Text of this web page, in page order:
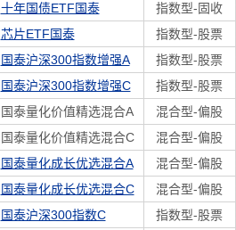
十年国债ETF国泰 指数型-固收
芯片ETF国泰 指数型-股票
国泰沪深300指数增强A 指数型-股票
国泰沪深300指数增强C 指数型-股票
国泰量化价值精选混合A 混合型-偏股
国泰量化价值精选混合C 混合型-偏股
国泰量化成长优选混合A 混合型-偏股
国泰量化成长优选混合C 混合型-偏股
国泰沪深300指数C 指数型-股票